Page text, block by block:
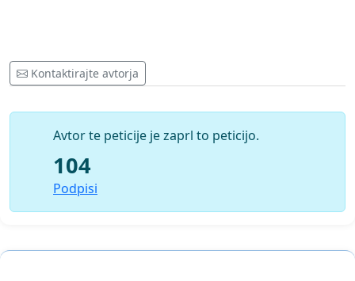
je lahko tudi financiranje medijev, povezanih s člani
vlade –članek
normalnost” –članek
Dnevnik:
povezane z NSi –
Dnevnik:Med novačenjem vojakov pomagali še
medijem NSi in SDS –članek
skrajno desničarskih trobilih –članek
Kontaktirajte avtorja
Avtor te peticije je zaprl to peticijo.
104
Podpisi